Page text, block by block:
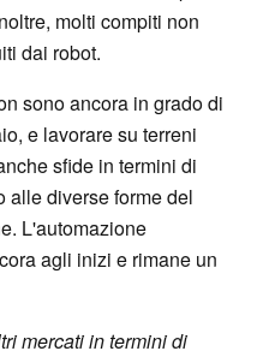
molti compiti non
dai robot.
sono ancora in grado di
e lavorare su terreni
sfide in termini di
alle diverse forme del
L'automazione
agli inizi e rimane un
mercati in termini di